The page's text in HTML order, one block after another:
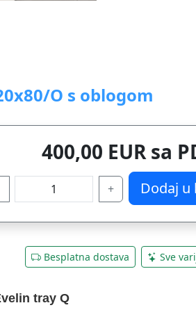
O s oblogom
400,00 EUR sa
+ Dodaj u
Besplatna dostava Sve
tray Q